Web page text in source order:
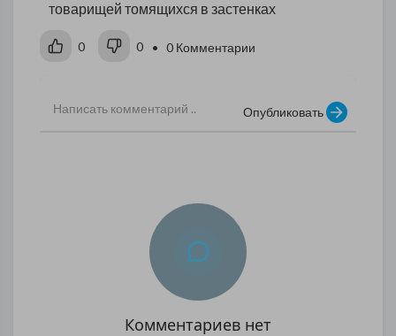
товарищей томящихся в застенках
0 0 • 0 Комментарии
Опубликовать
Комментариев нет